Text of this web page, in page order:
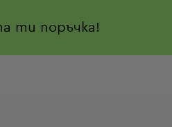
ти поръчка!